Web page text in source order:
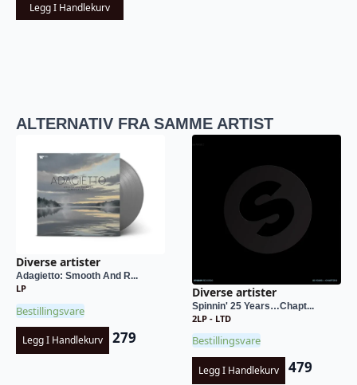
Legg I Handlekurv
ALTERNATIV FRA SAMME ARTIST
Diverse artister
Adagietto: Smooth And R...
LP
Bestillingsvare
Legg I Handlekurv 279
Diverse artister
Spinnin' 25 Years…Chapt...
2LP - LTD
Bestillingsvare
Legg I Handlekurv 479